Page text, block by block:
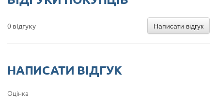
0 відгуку Написати відгук
НАПИСАТИ ВІДГУК
Оцінка